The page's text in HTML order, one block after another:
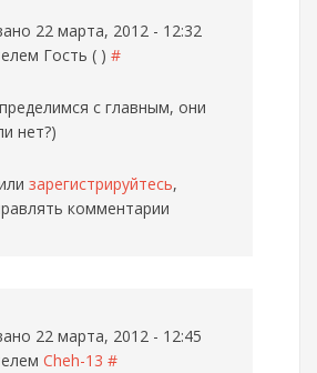
22 марта, 2012 - 12:32
Гость ( ) #
с главным, они
нет?)
зарегистрируйтесь,
комментарии
22 марта, 2012 - 12:45
Cheh-13 #